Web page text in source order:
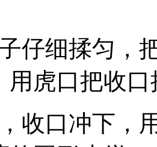
仔细揉匀，
用虎口把收口
收口冲下，